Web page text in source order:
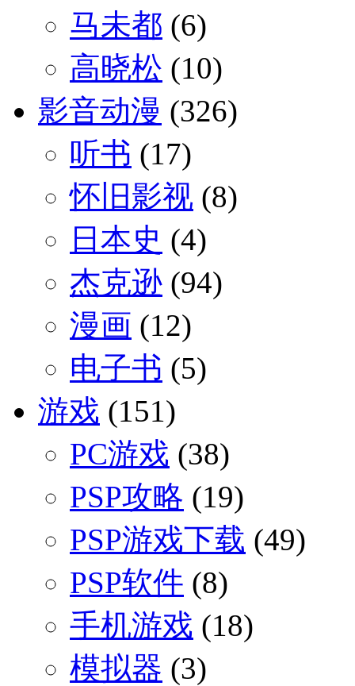
马未都 (6)
高晓松 (10)
影音动漫 (326)
听书 (17)
怀旧影视 (8)
日本史 (4)
杰克逊 (94)
漫画 (12)
电子书 (5)
游戏 (151)
PC游戏 (38)
PSP攻略 (19)
PSP游戏下载 (49)
PSP软件 (8)
手机游戏 (18)
模拟器 (3)